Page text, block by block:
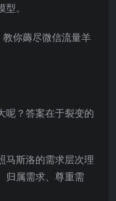
。
呢？答案在于裂变的
马斯洛的需求层次理
归属需求、尊重需